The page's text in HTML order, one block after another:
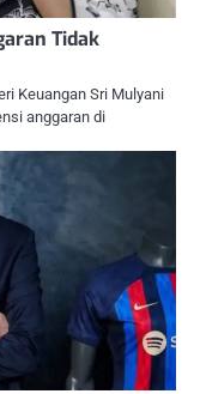
Tidak
Keuangan Sri Mulyani
anggaran di